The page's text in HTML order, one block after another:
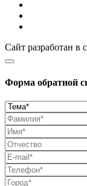
Сайт разработан в
Форма обратной